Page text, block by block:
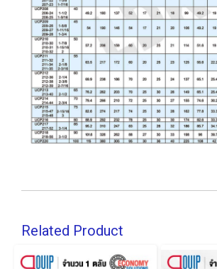
Related Product